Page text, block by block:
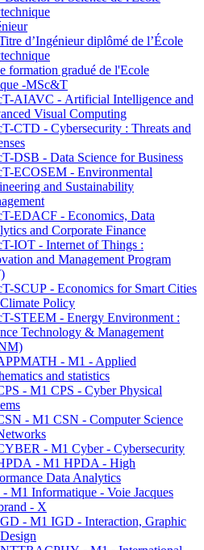
d’Ingénieur diplômé de l’École
formation gradué de l'Ecole
-MSc&T
AIAVC - Artificial Intelligence and
Visual Computing
CTD - Cybersecurity : Threats and
DSB - Data Science for Business
ECOSEM - Environmental
and Sustainability
EDACF - Economics, Data
and Corporate Finance
IOT - Internet of Things :
and Management Program
SCUP - Economics for Smart Cities
Policy
STEEM - Energy Environment :
Technology & Management
- M1 - Applied
and statistics
- M1 CPS - Cyber Physical
- M1 CSN - Computer Science
- M1 Cyber - Cybersecurity
- M1 HPDA - High
Data Analytics
M1 Informatique - Voie Jacques
- X
- M1 IGD - Interaction, Graphic